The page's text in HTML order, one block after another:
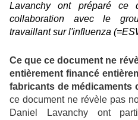
Lavanchy ont préparé ce
collaboration avec le
travaillant sur l'influenza
Ce que ce document ne
entièrement financé
fabricants de médicaments
ce document ne révèle pas
Daniel Lavanchy ont